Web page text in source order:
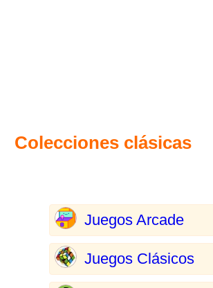
Colecciones clásicas
Juegos Arcade
Juegos Clásicos